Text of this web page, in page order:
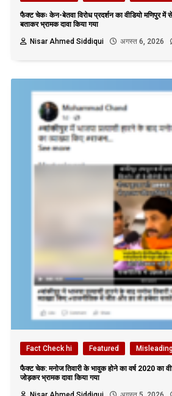
फैक्ट चेकः केन-बेतवा विरोध प्रदर्शन का वीडियो मणिपुर में
बताकर भ्रामक दावा किया गया
Nisar Ahmed Siddiqui
अगस्त 6, 2026
Fact Check hi Featured
फैक्ट चेक: मनोज तिवारी के भावुक होने का वर्ष 2020 का
जोड़कर भ्रामक दावा किया गया